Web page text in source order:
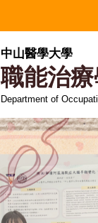
中山醫學大學
職能治
Department of